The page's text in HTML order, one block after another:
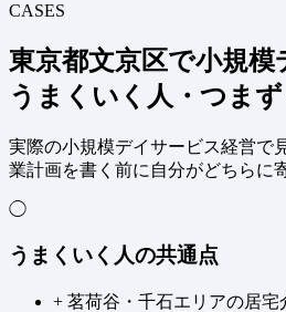
CASES
東京都文京区で小規模
うまくいく人・つま
実際の小規模デイサービス経営で
業計画を書く前に自分がどちらに
◯
うまくいく人の共通点
+ 茗荷谷・千石エリアの居